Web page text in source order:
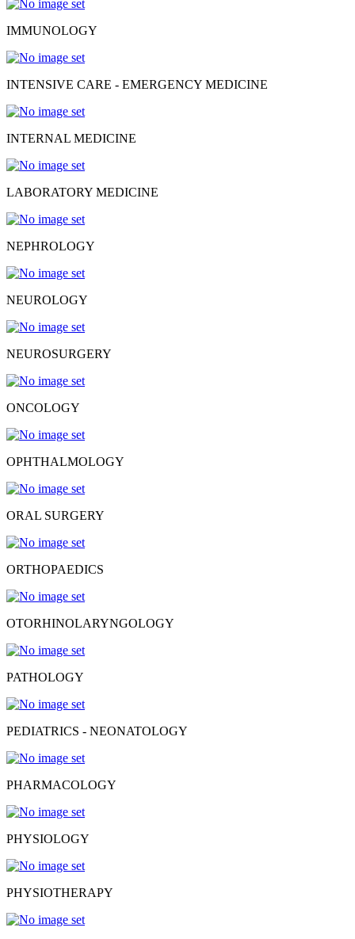
IMMUNOLOGY
INTENSIVE CARE - EMERGENCY MEDICINE
INTERNAL MEDICINE
LABORATORY MEDICINE
NEPHROLOGY
NEUROLOGY
NEUROSURGERY
ONCOLOGY
OPHTHALMOLOGY
ORAL SURGERY
ORTHOPAEDICS
OTORHINOLARYNGOLOGY
PATHOLOGY
PEDIATRICS - NEONATOLOGY
PHARMACOLOGY
PHYSIOLOGY
PHYSIOTHERAPY